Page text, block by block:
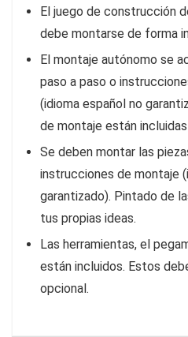
El juego de construcción
debe montarse de forma
El montaje autónomo se
paso a paso o
(idioma español no
de montaje están
Se deben montar las
instrucciones de montaje
garantizado). Pintado de
tus propias ideas.
Las herramientas, el
están incluidos. Estos
opcional.